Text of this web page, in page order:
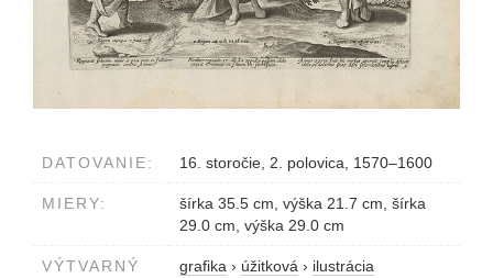
DATOVANIE: 16. storočie, 2. polovica, 1570–1600
MIERY:
šírka 35.5 cm, výška 21.7 cm, šírka
29.0 cm, výška 29.0 cm
VÝTVARNÝ
grafika › úžitková › ilustrácia